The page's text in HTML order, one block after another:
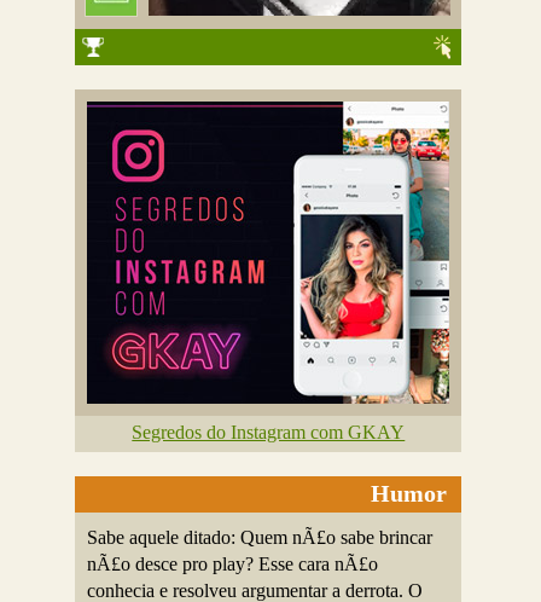
Segredos do Instagram com GKAY
Humor
Sabe aquele ditado: Quem nÃ£o sabe brincar
nÃ£o desce pro play? Esse cara nÃ£o
conhecia e resolveu argumentar a derrota. O